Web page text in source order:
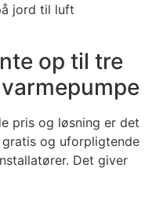
jord til luft
op til tre
pris og løsning er det
og uforpligtende
Det giver